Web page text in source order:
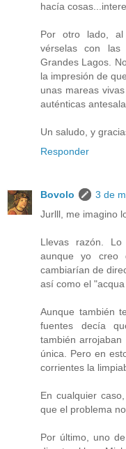
hacía
Por otro lado, al
vérselas con
Grandes Lagos.
la impresión de
unas mareas
auténticas
Un saludo, y
Responder
Bovolo
3 de
Jurlll, me imagino
Llevas razón.
aunque yo creo
cambiarían de
así como el
Aunque también
fuentes decía
también
única. Pero en
corrientes la
En cualquier
que el problema
Por último, uno